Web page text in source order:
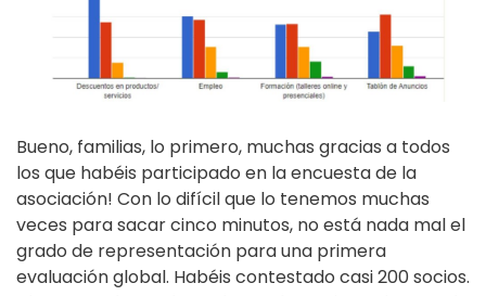
Bueno, familias, lo primero, muchas gracias a todos
los que habéis participado en la encuesta de la
asociación! Con lo difícil que lo tenemos muchas
veces para sacar cinco minutos, no está nada mal el
grado de representación para una primera
evaluación global. Habéis contestado casi 200 socios.